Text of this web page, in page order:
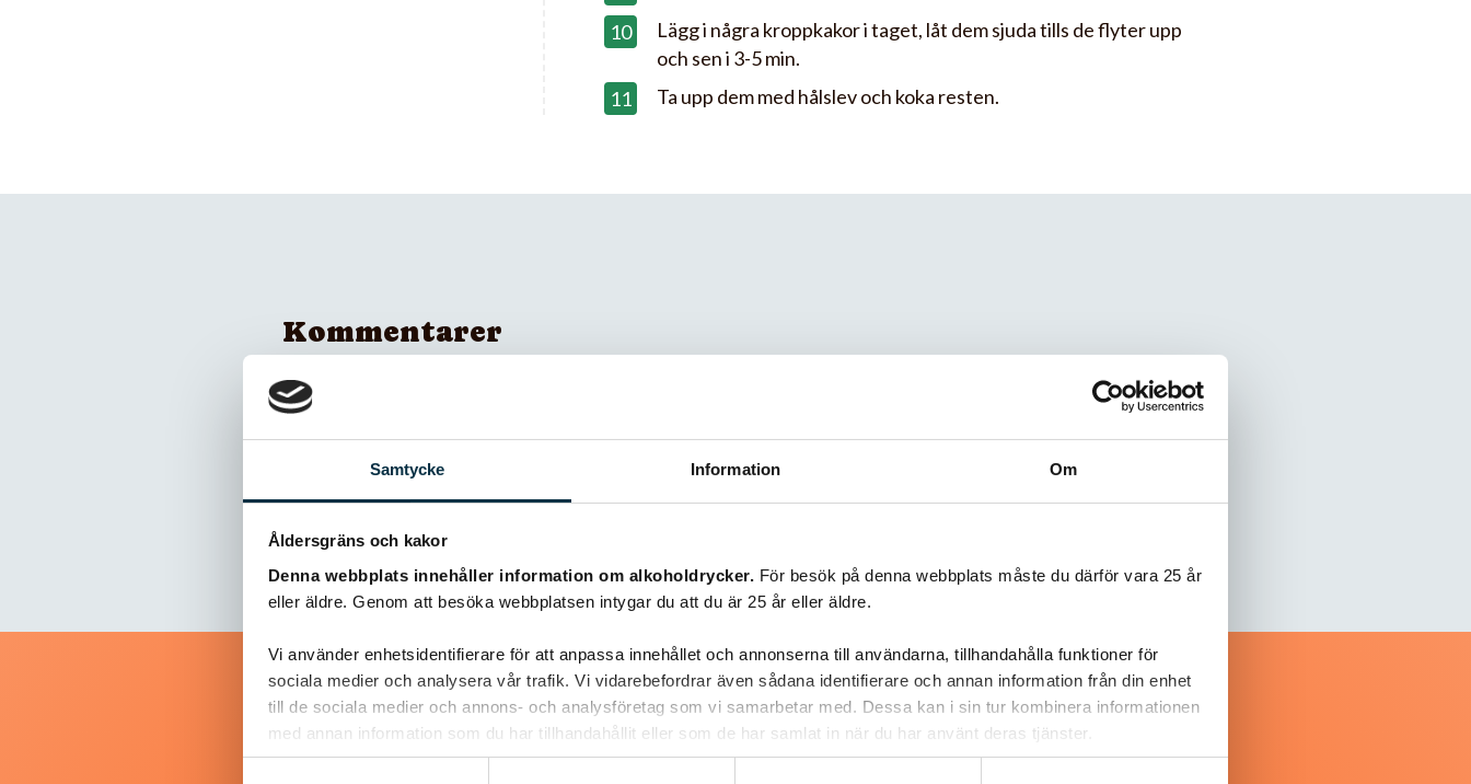
Samtycke Information Om
Åldersgräns och kakor
Denna webbplats innehåller information om alkoholdrycker. För besök på denna webbplats måste du därför vara 25 år
eller äldre. Genom att besöka webbplatsen intygar du att du är 25 år eller äldre.
Vi använder enhetsidentifierare för att anpassa innehållet och annonserna till användarna, tillhandahålla funktioner för
sociala medier och analysera vår trafik. Vi vidarebefordrar även sådana identifierare och annan information från din enhet
till de sociala medier och annons- och analysföretag som vi samarbetar med. Dessa kan i sin tur kombinera informationen
med annan information som du har tillhandahållit eller som de har samlat in när du har använt deras tjänster.
Lägg i några kroppkakor i taget, låt dem sjuda tills de flyter upp
och sen i 3-5 min.
Ta upp dem med hålslev och koka resten.
Kommentarer
Inga kommentarer